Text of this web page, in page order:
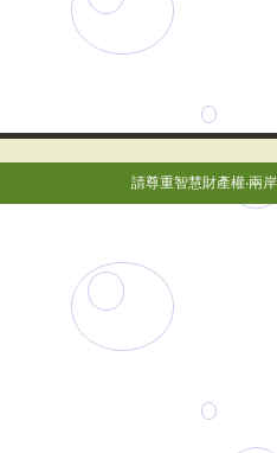
請尊重智慧財產權‧兩